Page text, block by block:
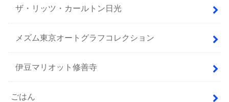
ザ・リッツ・カールトン日光
メズム東京オートグラフコレクション
伊豆マリオット修善寺
ごはん